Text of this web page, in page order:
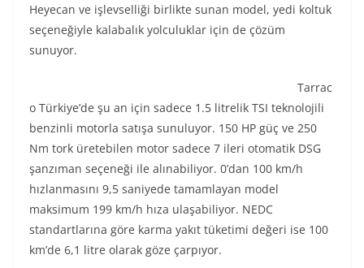
Heyecan ve işlevselliği birlikte sunan model, yedi koltuk
seçeneğiyle kalabalık yolculuklar için de çözüm
sunuyor.
Tarrac
o Türkiye’de şu an için sadece 1.5 litrelik TSI teknolojili
benzinli motorla satışa sunuluyor. 150 HP güç ve 250
Nm tork üretebilen motor sadece 7 ileri otomatik DSG
şanzıman seçeneği ile alınabiliyor. 0’dan 100 km/h
hızlanmasını 9,5 saniyede tamamlayan model
maksimum 199 km/h hıza ulaşabiliyor. NEDC
standartlarına göre karma yakıt tüketimi değeri ise 100
km’de 6,1 litre olarak göze çarpıyor.